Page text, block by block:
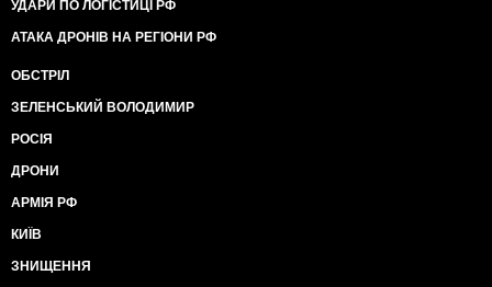
УДАРИ ПО ЛОГІСТИЦІ РФ
АТАКА ДРОНІВ НА РЕГІОНИ РФ
ОБСТРІЛ
ЗЕЛЕНСЬКИЙ ВОЛОДИМИР
РОСІЯ
ДРОНИ
АРМІЯ РФ
КИЇВ
ЗНИЩЕННЯ